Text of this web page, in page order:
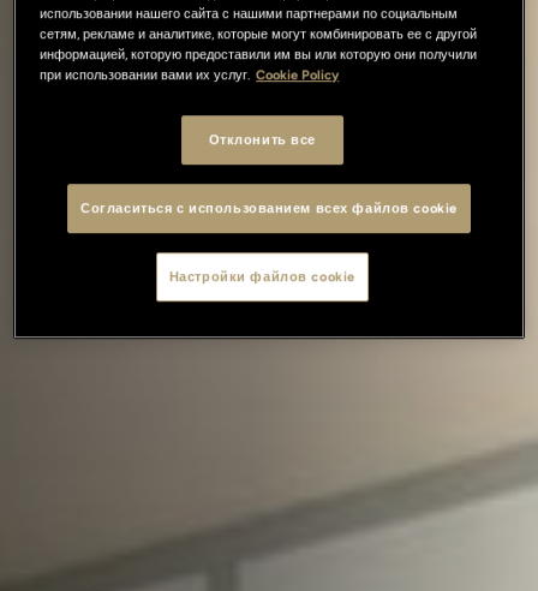
использовании нашего сайта с нашими партнерами по социальным
сетям, рекламе и аналитике, которые могут комбинировать ее с другой
информацией, которую предоставили им вы или которую они получили
при использовании вами их услуг. Cookie Policy
Отклонить все
Согласиться с использованием всех файлов cookie
Настройки файлов cookie